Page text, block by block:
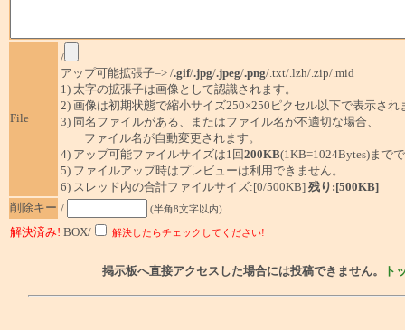
File
/
アップ可能拡張子=> /.gif/.jpg/.jpeg/.png/.txt/.lzh/.zip/.mid
1) 太字の拡張子は画像として認識されます。
2) 画像は初期状態で縮小サイズ250×250ピクセル以下で表示され
3) 同名ファイルがある、またはファイル名が不適切な場合、
ファイル名が自動変更されます。
4) アップ可能ファイルサイズは1回200KB(1KB=1024Bytes)まで
5) ファイルアップ時はプレビューは利用できません。
6) スレッド内の合計ファイルサイズ:[0/500KB] 残り:[500KB]
削除キー / (半角8文字以内)
解決済み! BOX/ 解決したらチェックしてください!
掲示板へ直接アクセスした場合には投稿できません。 ト